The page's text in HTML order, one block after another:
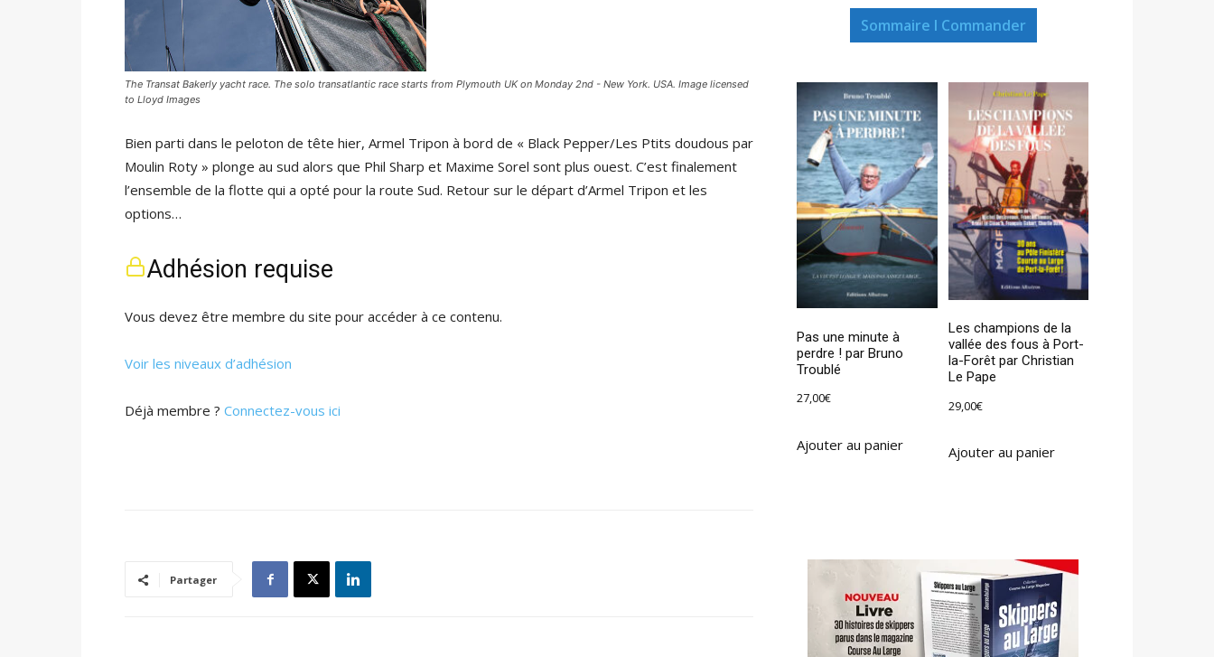
The Transat Bakerly yacht race. The solo transatlantic race starts from Plymouth UK on Monday 2nd - New York. USA. Image licensed
to Lloyd Images
Bien parti dans le peloton de tête hier, Armel Tripon à bord de « Black Pepper/Les Ptits doudous par
Moulin Roty » plonge au sud alors que Phil Sharp et Maxime Sorel sont plus ouest. C’est finalement
l’ensemble de la flotte qui a opté pour la route Sud. Retour sur le départ d’Armel Tripon et les
options…
Adhésion requise
Vous devez être membre du site pour accéder à ce contenu.
Voir les niveaux d’adhésion
Déjà membre ? Connectez-vous ici
Partager
Sommaire I Commander
Pas une minute à
perdre ! par Bruno
Troublé
27,00€
Ajouter au panier
Les champions de la
vallée des fous à Port-
la-Forêt par Christian
Le Pape
29,00€
Ajouter au panier